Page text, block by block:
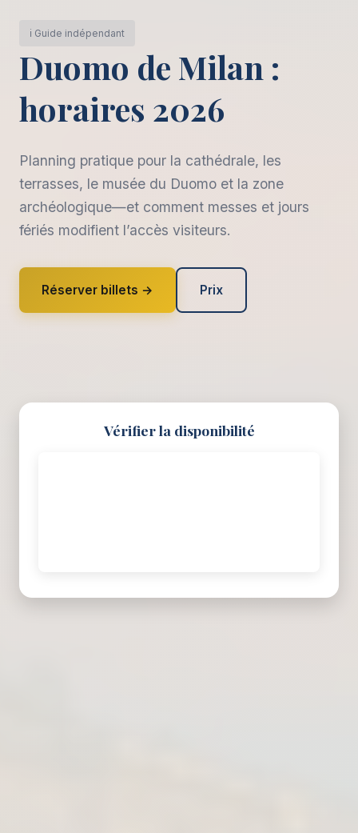
ℹ️ Guide indépendant
Duomo de Milan :
horaires 2026
Planning pratique pour la cathédrale, les
terrasses, le musée du Duomo et la zone
archéologique—et comment messes et jours
fériés modifient l’accès visiteurs.
Réserver billets → Prix
Vérifier la disponibilité